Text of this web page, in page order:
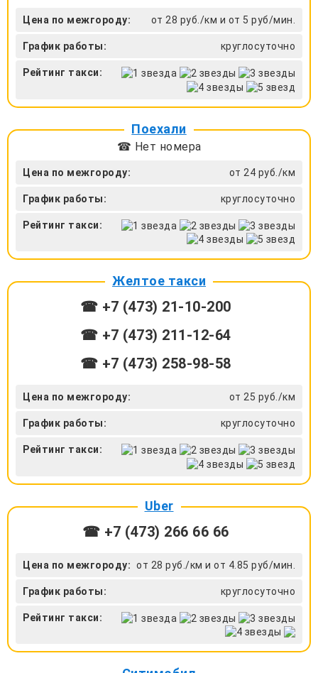
Цена по межгороду: от 28 руб./км и от 5 руб/мин.
График работы: круглосуточно
Рейтинг такси:
Поехали
☎ Нет номера
Цена по межгороду: от 24 руб./км
График работы: круглосуточно
Рейтинг такси:
Желтое такси
☎ +7 (473) 21-10-200
☎ +7 (473) 211-12-64
☎ +7 (473) 258-98-58
Цена по межгороду: от 25 руб./км
График работы: круглосуточно
Рейтинг такси:
Uber
☎ +7 (473) 266 66 66
Цена по межгороду: от 28 руб./км и от 4.85 руб/мин.
График работы: круглосуточно
Рейтинг такси: